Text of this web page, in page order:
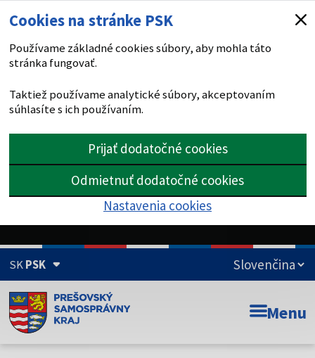
Cookies na stránke PSK
Používame základné cookies súbory, aby mohla táto
stránka fungovať.
Taktiež používame analytické súbory, akceptovaním
súhlasíte s ich používaním.
Prijať dodatočné cookies
Odmietnuť dodatočné cookies
Nastavenia cookies
SKPSK
Doména psk.sk je oficiálna
Toto je oficiálna webová stránka Prešovského
Menu